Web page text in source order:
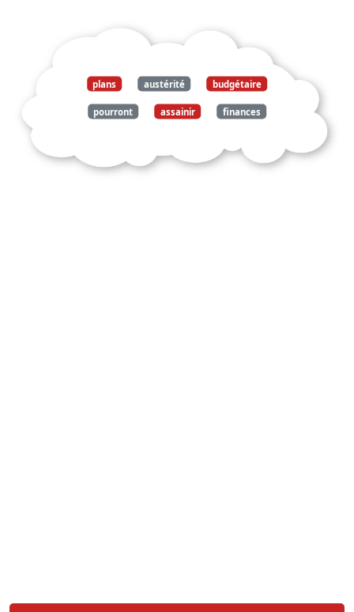
plans austérité budgétaire
pourront assainir finances
croissance économique